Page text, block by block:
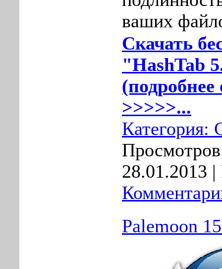
ваших
Скачать
"HashTab
(подробнее
>>>>>...
Категория:
28.01.2013 |
Palemoon